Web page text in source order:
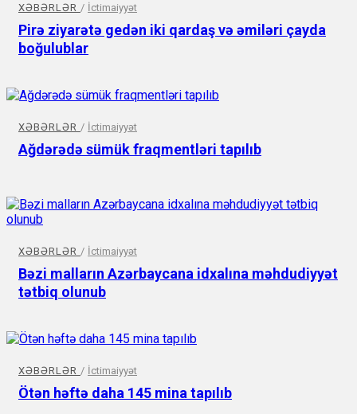
XƏBƏRLƏR / İctimaiyyət
Pirə ziyarətə gedən iki qardaş və əmiləri çayda
boğulublar
XƏBƏRLƏR / İctimaiyyət
Ağdərədə sümük fraqmentləri tapılıb
XƏBƏRLƏR / İctimaiyyət
Bəzi malların Azərbaycana idxalına məhdudiyyət
tətbiq olunub
XƏBƏRLƏR / İctimaiyyət
Ötən həftə daha 145 mina tapılıb